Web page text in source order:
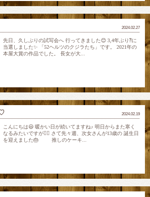
2024.02.27
先日、久しぶりの試写会へ 行ってきました😊 3,4年ぶり⁈に
当選しました✨ 「52ヘルツのクジラたち」です。 2021年の
本屋大賞の作品でした。 長女が大...
2024.02.19
こんにちは😃 暖かい日が続いてますね♪ 明日からまた寒く
なるみたいですが😮‍💨 さて先々週、次女さんが13歳の 誕生日
を迎えました🎂 推しのケーキ...